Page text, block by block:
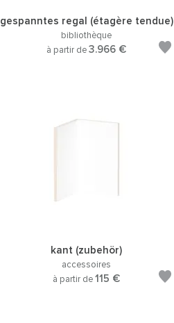
gespanntes regal (étagère tendue)
bibliothèque
à partir de3.966 €
kant (zubehör)
accessoires
à partir de115 €